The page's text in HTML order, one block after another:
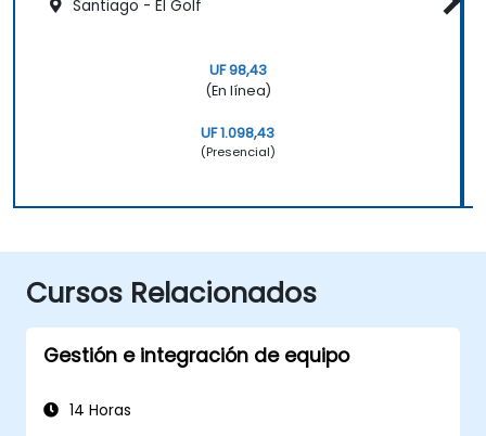
Santiago - El Golf
UF 98,43
(En línea)
UF 1.098,43
(Presencial)
Cursos Relacionados
Gestión e integración de equipo
14 Horas